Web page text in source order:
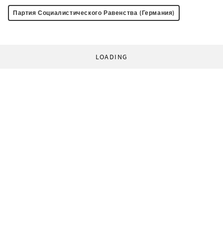
Партия Социалистического Равенства (Германия)
LOADING